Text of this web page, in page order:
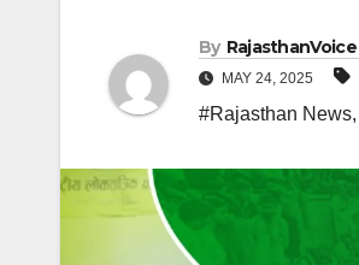
By RajasthanVoice
MAY 24, 2025
#Rajasthan News,